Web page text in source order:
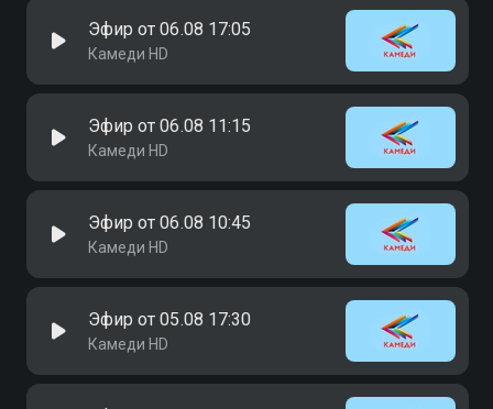
Эфир от 06.08 17:05
Камеди HD
Эфир от 06.08 11:15
Камеди HD
Эфир от 06.08 10:45
Камеди HD
Эфир от 05.08 17:30
Камеди HD